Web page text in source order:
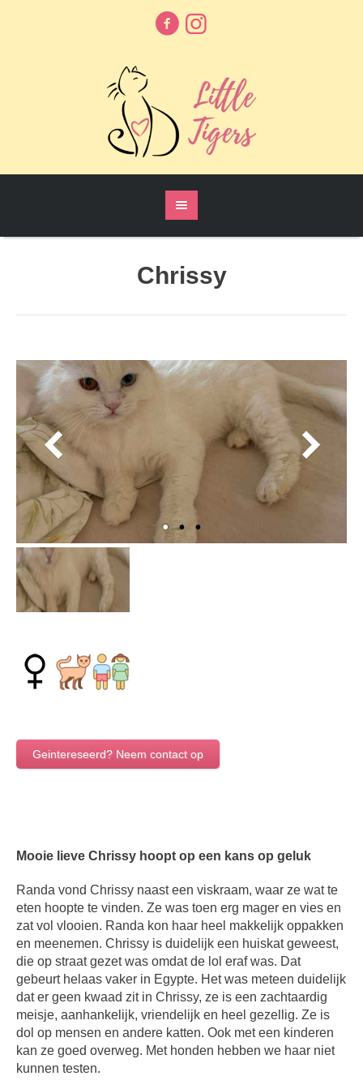
Chrissy
Geintereseerd? Neem contact op
Mooie lieve Chrissy hoopt op een kans op geluk
Randa vond Chrissy naast een viskraam, waar ze wat te
eten hoopte te vinden. Ze was toen erg mager en vies en
zat vol vlooien. Randa kon haar heel makkelijk oppakken
en meenemen. Chrissy is duidelijk een huiskat geweest,
die op straat gezet was omdat de lol eraf was. Dat
gebeurt helaas vaker in Egypte. Het was meteen duidelijk
dat er geen kwaad zit in Chrissy, ze is een zachtaardig
meisje, aanhankelijk, vriendelijk en heel gezellig. Ze is
dol op mensen en andere katten. Ook met een kinderen
kan ze goed overweg. Met honden hebben we haar niet
kunnen testen.